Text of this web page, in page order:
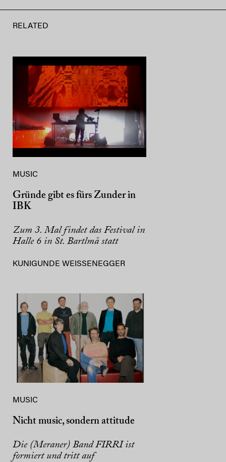
RELATED
MUSIC
Gründe gibt es fürs Zunder in
IBK
Zum 3. Mal findet das Festival in
Halle 6 in St. Bartlmä statt
KUNIGUNDE WEISSENEGGER
MUSIC
Nicht music, sondern attitude
Die (Meraner) Band FIRRI ist
formiert und tritt auf